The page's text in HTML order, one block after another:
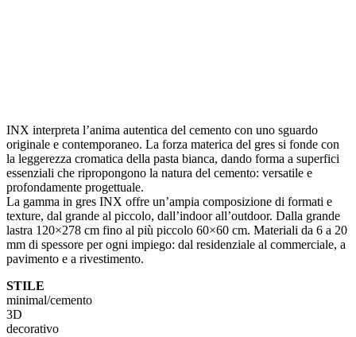
INX interpreta l’anima autentica del cemento con uno sguardo
originale e contemporaneo. La forza materica del gres si fonde con
la leggerezza cromatica della pasta bianca, dando forma a superfici
essenziali che ripropongono la natura del cemento: versatile e
profondamente progettuale.
La gamma in gres INX offre un’ampia composizione di formati e
texture, dal grande al piccolo, dall’indoor all’outdoor. Dalla grande
lastra 120×278 cm fino al più piccolo 60×60 cm. Materiali da 6 a 20
mm di spessore per ogni impiego: dal residenziale al commerciale, a
pavimento e a rivestimento.
STILE
minimal/cemento
3D
decorativo